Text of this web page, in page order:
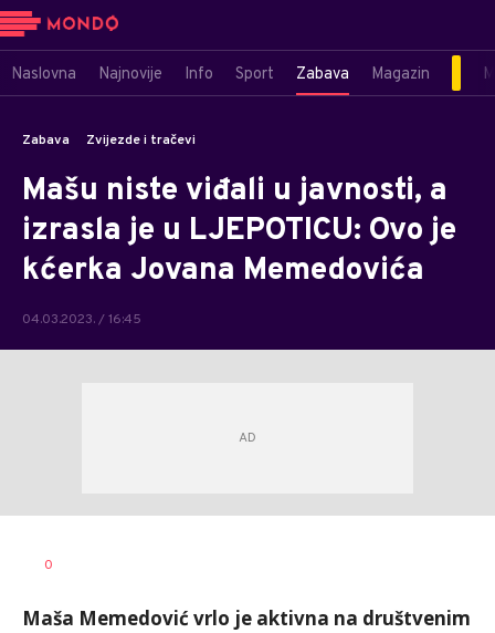
Naslovna Najnovije Info Sport Zabava Magazin
Zabava Zvijezde i tračevi
Mašu niste viđali u javnosti, a
izrasla je u LJEPOTICU: Ovo je
kćerka Jovana Memedovića
04.03.2023. / 16:45
AUTOR
0
Maša Memedović vrlo je aktivna na društvenim